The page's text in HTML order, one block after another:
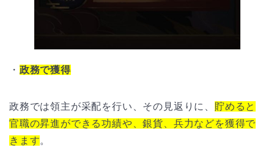
・ 政務で獲得
政務では領主が采配を行い、その見返りに、 貯めると
官職の昇進ができる功績や、銀貨、兵力などを獲得で
きます。